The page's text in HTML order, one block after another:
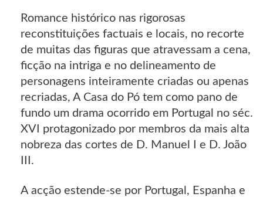
Romance histórico nas rigorosas
reconstituições factuais e locais, no recorte
de muitas das figuras que atravessam a cena,
ficção na intriga e no delineamento de
personagens inteiramente criadas ou apenas
recriadas, A Casa do Pó tem como pano de
fundo um drama ocorrido em Portugal no séc.
XVI protagonizado por membros da mais alta
nobreza das cortes de D. Manuel I e D. João
III.
A acção estende-se por Portugal, Espanha e